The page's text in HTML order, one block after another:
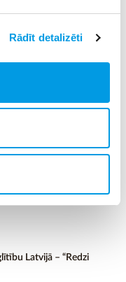
Rādīt detalizēti
institūtu
aicina ziedot asinis, lai
laikā
Latvijā – “Redzi